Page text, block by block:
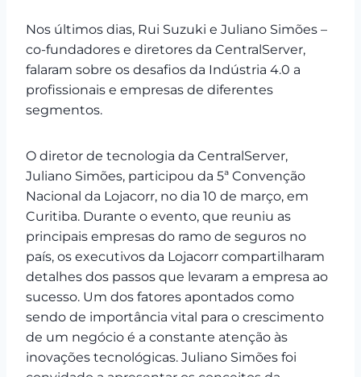
Nos últimos dias, Rui Suzuki e Juliano Simões –
co-fundadores e diretores da CentralServer,
falaram sobre os desafios da Indústria 4.0 a
profissionais e empresas de diferentes
segmentos.
O diretor de tecnologia da CentralServer,
Juliano Simões, participou da 5ª Convenção
Nacional da Lojacorr, no dia 10 de março, em
Curitiba. Durante o evento, que reuniu as
principais empresas do ramo de seguros no
país, os executivos da Lojacorr compartilharam
detalhes dos passos que levaram a empresa ao
sucesso. Um dos fatores apontados como
sendo de importância vital para o crescimento
de um negócio é a constante atenção às
inovações tecnológicas. Juliano Simões foi